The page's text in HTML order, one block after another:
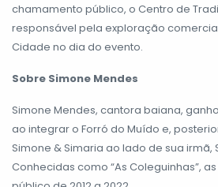
chamamento público, o Centro de
responsável pela exploração
Cidade no dia do evento.
Sobre Simone Mendes
Simone Mendes, cantora baiana,
ao integrar o Forró do Muído e,
Simone & Simaria ao lado de sua irmã,
Conhecidas como “As Coleguinhas”,